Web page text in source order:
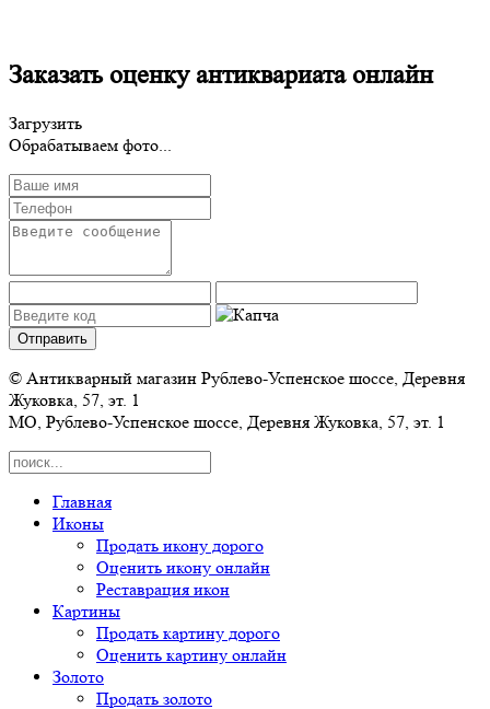
Заказать оценку антиквариата онлайн
Загрузить
Обрабатываем фото...
© Антикварный магазин Рублево-Успенское шоссе, Деревня
Жуковка, 57, эт. 1
МО, Рублево-Успенское шоссе, Деревня Жуковка, 57, эт. 1
Главная
Иконы
Продать икону дорого
Оценить икону онлайн
Реставрация икон
Картины
Продать картину дорого
Оценить картину онлайн
Золото
Продать золото